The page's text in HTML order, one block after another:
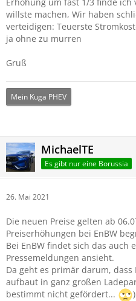
willste machen, Wir haben
verteidigen: Teuerste
ja ohne zu murren
Gruß
Mein Kuga PHEV
MichaelTE
Es gibt nur eine Borussia
26. Mai 2021
Die neuen Preise gelten ab
Preiserhöhungen bei EnBW
Bei EnBW findet sich das auch
Pressemeldungen ansieht.
Da geht es primär darum, dass
aufbaut in ganz großen
bestimmt nicht gefördert...
)